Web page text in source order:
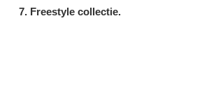
7. Freestyle collectie.